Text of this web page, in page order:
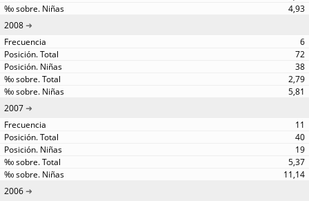
4,93
2008
6
72
38
2,79
5,81
2007
11
40
19
5,37
11,14
2006